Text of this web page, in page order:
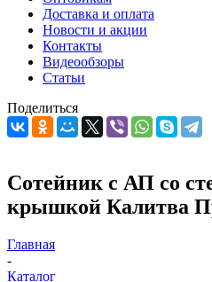
Доставка и оплата
Новости и акции
Контакты
Видеообзоры
Статьи
Поделиться
Сотейник с АП со
крышкой Калитва
Главная
-
Каталог